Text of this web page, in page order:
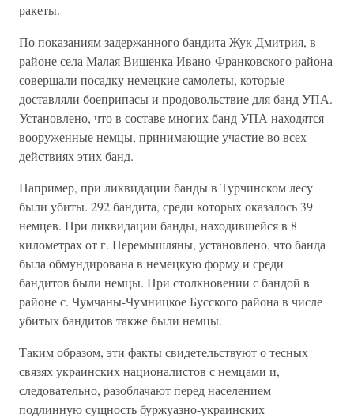
ракеты.
По показаниям задержанного бандита Жук Дмитрия, в
районе села Малая Вишенка Ивано-Франковского района
совершали посадку немецкие самолеты, которые
доставляли боеприпасы и продовольствие для банд УПА.
Установлено, что в составе многих банд УПА находятся
вооруженные немцы, принимающие участие во всех
действиях этих банд.
Например, при ликвидации банды в Турчинском лесу
были убиты. 292 бандита, среди которых оказалось 39
немцев. При ликвидации банды, находившейся в 8
километрах от г. Перемышляны, установлено, что банда
была обмундирована в немецкую форму и среди
бандитов были немцы. При столкновении с бандой в
районе с. Чумчаны-Чумницкое Бусского района в числе
убитых бандитов также были немцы.
Таким образом, эти факты свидетельствуют о тесных
связях украинских националистов с немцами и,
следовательно, разоблачают перед населением
подлинную сущность буржуазно-украинских